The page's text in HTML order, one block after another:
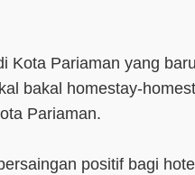
Kota Pariaman yang
bakal homestay-
Pariaman.
positif bagi hotel